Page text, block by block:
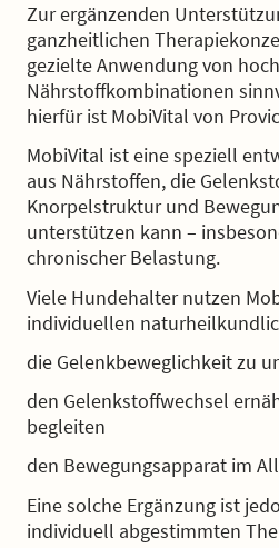
Zur ergänzenden
ganzheitlichen
gezielte Anwendung von
Nährstoffkombinationen
hierfür ist MobiVital von
MobiVital ist eine speziell
aus Nährstoffen, die
Knorpelstruktur und
unterstützen kann –
chronischer Belastung.
Viele Hundehalter nutzen
individuellen
die Gelenkbeweglichkeit zu
den Gelenkstoffwechsel
begleiten
den Bewegungsapparat im
Eine solche Ergänzung ist
individuell abgestimmten